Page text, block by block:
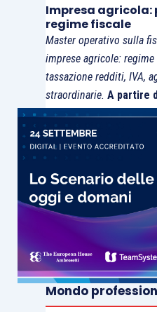
Impresa
regime fiscale
Master operativo sulla
imprese agricole:
tassazione redditi, IVA,
straordinarie. A partire
Mondo